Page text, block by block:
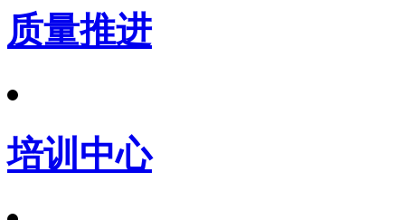
质量推进
培训中心